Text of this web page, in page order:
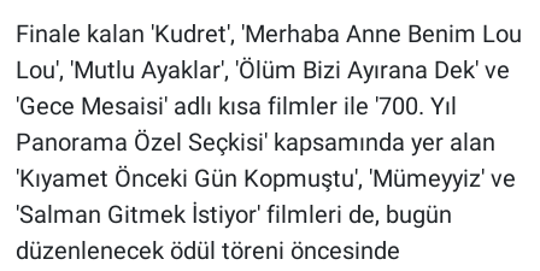
Finale kalan 'Kudret', 'Merhaba Anne Benim Lou
Lou', 'Mutlu Ayaklar', 'Ölüm Bizi Ayırana Dek' ve
'Gece Mesaisi' adlı kısa filmler ile '700. Yıl
Panorama Özel Seçkisi' kapsamında yer alan
'Kıyamet Önceki Gün Kopmuştu', 'Mümeyyiz' ve
'Salman Gitmek İstiyor' filmleri de, bugün
düzenlenecek ödül töreni öncesinde